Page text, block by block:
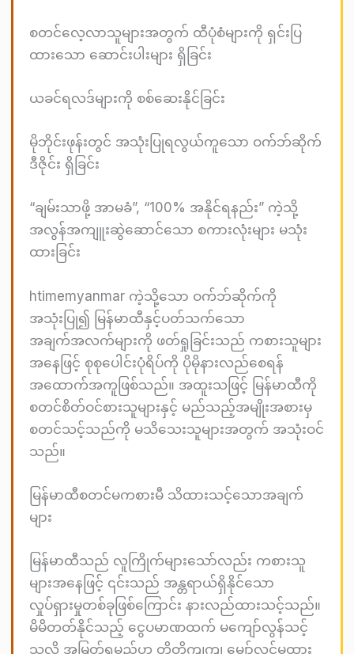
စတင်လေ့လာသူများအတွက် ထီပုံစံများကို ရှင်းပြ
ထားသော ဆောင်းပါးများ ရှိခြင်း
ယခင်ရလဒ်များကို စစ်ဆေးနိုင်ခြင်း
မိုဘိုင်းဖုန်းတွင် အသုံးပြုရလွယ်ကူသော ဝက်ဘ်ဆိုက်
ဒီဇိုင်း ရှိခြင်း
“ချမ်းသာဖို့ အာမခံ”, “100% အနိုင်ရနည်း” ကဲ့သို့
အလွန်အကျူးဆွဲဆောင်သော စကားလုံးများ မသုံး
ထားခြင်း
htimemyanmar ကဲ့သို့သော ဝက်ဘ်ဆိုက်ကို
အသုံးပြု၍ မြန်မာထီနှင့်ပတ်သက်သော
အချက်အလက်များကို ဖတ်ရှုခြင်းသည် ကစားသူများ
အနေဖြင့် စုစုပေါင်းပုံရိပ်ကို ပိုမိုနားလည်စေရန်
အထောက်အကူဖြစ်သည်။ အထူးသဖြင့် မြန်မာထီကို
စတင်စိတ်ဝင်စားသူများနှင့် မည်သည့်အမျိုးအစားမှ
စတင်သင့်သည်ကို မသိသေးသူများအတွက် အသုံးဝင်
သည်။
မြန်မာထီစတင်မကစားမီ သိထားသင့်သောအချက်
များ
မြန်မာထီသည် လူကြိုက်များသော်လည်း ကစားသူ
များအနေဖြင့် ၎င်းသည် အန္တရာယ်ရှိနိုင်သော
လှုပ်ရှားမှုတစ်ခုဖြစ်ကြောင်း နားလည်ထားသင့်သည်။
မိမိတတ်နိုင်သည့် ငွေပမာဏထက် မကျော်လွန်သင့်
သလို အမြတ်ရမည်ဟု တိတိကျကျ မျှော်လင့်မထား